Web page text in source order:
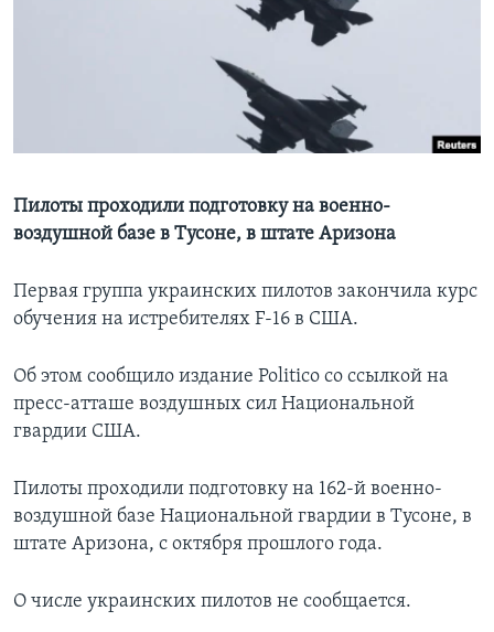
Языки
Пилоты проходили подготовку на военно-
воздушной базе в Тусоне, в штате Аризона
Первая группа украинских пилотов закончила курс
обучения на истребителях F-16 в США.
Об этом сообщило издание Politico со ссылкой на
пресс-атташе воздушных сил Национальной
гвардии США.
Пилоты проходили подготовку на 162-й военно-
воздушной базе Национальной гвардии в Тусоне, в
штате Аризона, с октября прошлого года.
О числе украинских пилотов не сообщается.